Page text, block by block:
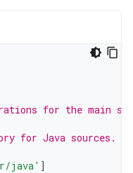
for the main
for Java sources.
java' ]